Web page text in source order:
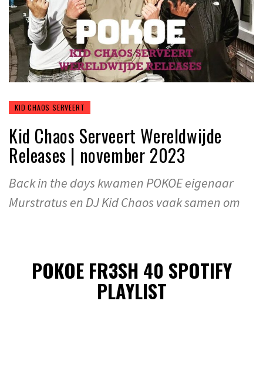
KID CHAOS SERVEERT
Kid Chaos Serveert Wereldwijde
Releases | november 2023
Back in the days kwamen POKOE eigenaar
Murstratus en DJ Kid Chaos vaak samen om
POKOE FR3SH 40 SPOTIFY
PLAYLIST